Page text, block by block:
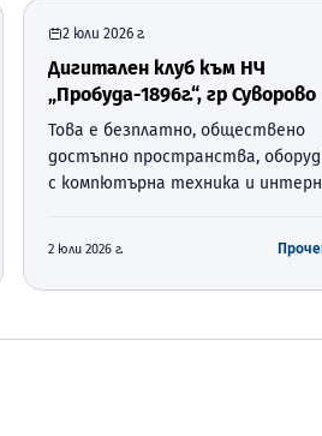
2 юли 2026 г.
Дигитален клуб към НЧ
„Пробуда-1896г.“, гр Суворово
Това е безплатно, обществено
достъпно пространства,
с компютърна техника и
Той е създаден по националната
процедура BG-RRP-1.024
2 юли 2026 г.